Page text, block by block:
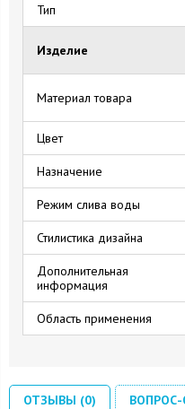
Тип
Изделие
Материал товара
Цвет
Назначение
Режим слива воды
Стилистика дизайна
Дополнительная
информация
Область применения
ОТЗЫВЫ (0)